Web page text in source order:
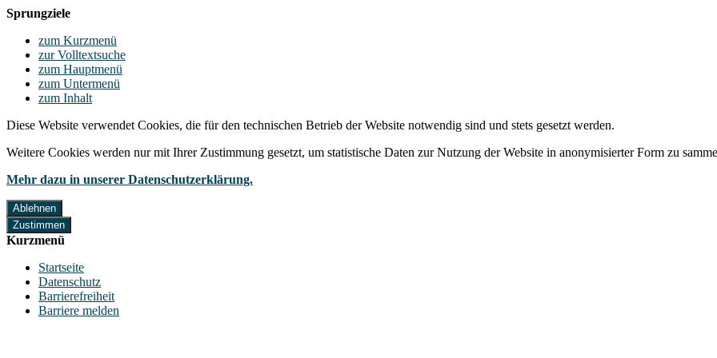
Sprungziele
zum Kurzmenü
zur Volltextsuche
zum Hauptmenü
zum Untermenü
zum Inhalt
Diese Website verwendet Cookies, die für den technischen Betrieb der Website notwendig sind und stets gesetzt werden.
Weitere Cookies werden nur mit Ihrer Zustimmung gesetzt, um statistische Daten zur Nutzung der Website in anonymisierter Form zu
Mehr dazu in unserer Datenschutzerklärung.
Ablehnen
Zustimmen
Kurzmenü
Startseite
Datenschutz
Barrierefreiheit
Barriere melden